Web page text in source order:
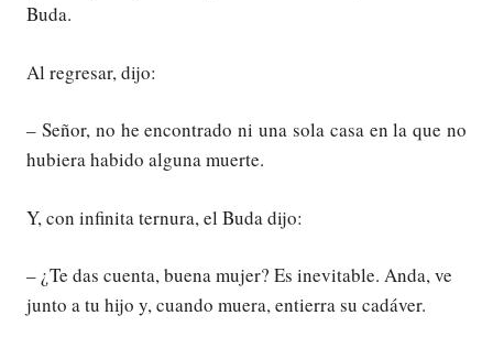
Buda.
Al regresar, dijo:
– Señor, no he encontrado ni una sola casa en la que no
hubiera habido alguna muerte.
Y, con infinita ternura, el Buda dijo:
– ¿Te das cuenta, buena mujer? Es inevitable. Anda, ve
junto a tu hijo y, cuando muera, entierra su cadáver.